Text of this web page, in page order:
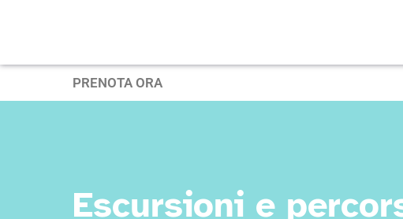
PRENOTA ORA
Escursioni e